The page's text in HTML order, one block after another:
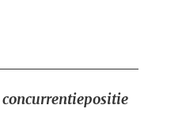
concurrentiepositie